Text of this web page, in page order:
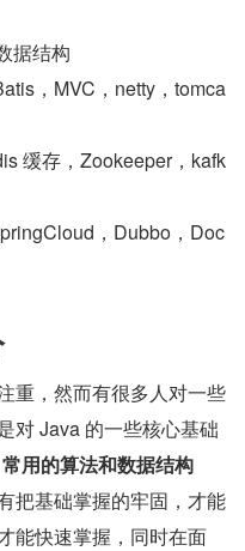
据结构
，MVC，netty，tomca
缓存，Zookeeper，kafk
，Dubbo，Doc
重，然而有很多人对一些
对 Java 的一些核心基础
用的算法和数据结构
把基础掌握的牢固，才能
能快速掌握，同时在面